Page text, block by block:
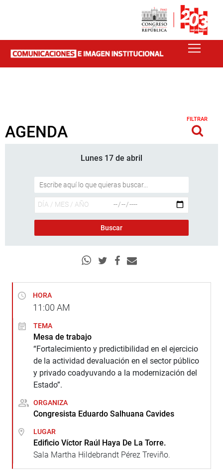
AGENDA
FILTRAR
Lunes 17 de abril
HORA
11:00 AM
TEMA
Mesa de trabajo
“Fortalecimiento y predictibilidad en el ejercicio
de la actividad devaluación en el sector público
y privado coadyuvando a la modernización del
Estado”.
ORGANIZA
Congresista Eduardo Salhuana Cavides
LUGAR
Edificio Víctor Raúl Haya De La Torre.
Sala Martha Hildebrandt Pérez Treviño.